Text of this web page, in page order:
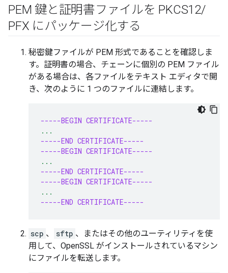
PEM 鍵と証明書ファイルを PKCS12/
PFX にパッケージ化する
秘密鍵ファイルが PEM 形式であることを確認しま
す。証明書の場合、チェーンに個別の PEM ファイル
がある場合は、各ファイルをテキスト エディタで開
き、次のように 1 つのファイルに連結します。
-----BEGIN CERTIFICATE-----
...
-----END CERTIFICATE-----
-----BEGIN CERTIFICATE-----
...
-----END CERTIFICATE-----
-----BEGIN CERTIFICATE-----
...
-----END CERTIFICATE-----
scp 、 sftp 、またはその他のユーティリティを使
用して、OpenSSL がインストールされているマシン
にファイルを転送します。